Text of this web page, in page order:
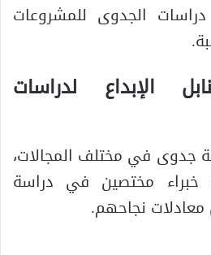
الجدوى للمشروعات
الإبداع لدراسات
جدوى في مختلف المجالات،
خبراء مختصين في دراسة
نجاحهم.